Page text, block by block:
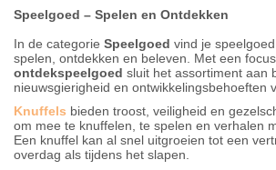
Speelgoed – Spelen en Ontdekken
In de categorie Speelgoed vind je
spelen, ontdekken en beleven. Met een
ontdekspeelgoed sluit het assortiment aan
nieuwsgierigheid en ontwikkelingsbehoeften
Knuffels bieden troost, veiligheid en
om mee te knuffelen, te spelen en verhalen
Een knuffel kan al snel uitgroeien tot een
overdag als tijdens het slapen.